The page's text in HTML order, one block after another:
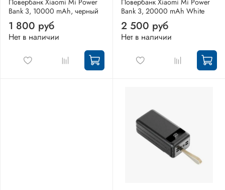
Повербанк Xiaomi Mi Power
Bank 3, 10000 mAh, черный
1 800 руб
Нет в наличии
Повербанк Xiaomi Mi Power
Bank 3, 20000 mAh White
2 500 руб
Нет в наличии